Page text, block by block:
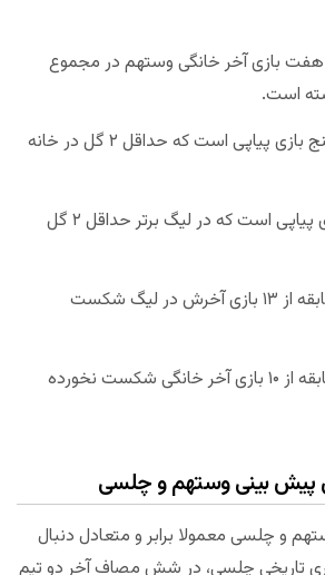
بازی آخر خانگی وستهم در مجموع
وستهم یونایتد پنج بازی پیاپی است که حداقل ۲ گل در خانه
وستهم چهار بازی پیاپی است که در لیگ برتر حداقل ۲ گل
چلسی در ۱۲ مسابقه از ۱۳ بازی آخرش در لیگ شکست
وستهم در ۹ مسابقه از ۱۰ بازی آخر خانگی شکست نخورده
پیش بینی وستهم و چلسی
و چلسی معمولا برابر و متعادل دنبال
تاریخی چلسی، در شش مصاف آخر دو تیم